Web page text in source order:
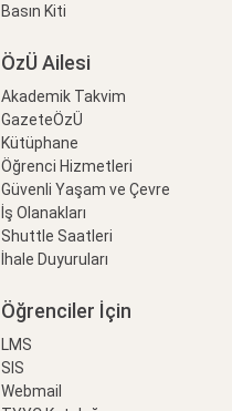
Basın Kiti
ÖzÜ Ailesi
Akademik Takvim
GazeteÖzÜ
Kütüphane
Öğrenci Hizmetleri
Güvenli Yaşam ve Çevre
İş Olanakları
Shuttle Saatleri
İhale Duyuruları
Öğrenciler İçin
LMS
SIS
Webmail